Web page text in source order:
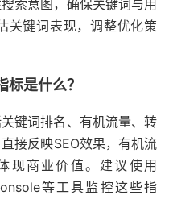
索意图，确保关键词与用
关键词表现，调整优化策
是什么？
键词排名、有机流量、转
接反映SEO效果，有机流
现商业价值。建议使用
等工具监控这些指